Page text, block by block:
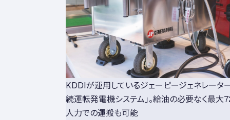
KDDIが運用しているジェーピージェネレータ
続運転発電機システム」。給油の必要なく最大
人力での運搬も可能